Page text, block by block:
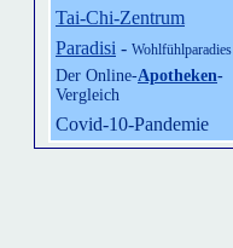
Tai-Chi-Zentrum
Paradisi - Wohlfühlparadies
Der Online-Apotheken-
Vergleich
Covid-10-Pandemie